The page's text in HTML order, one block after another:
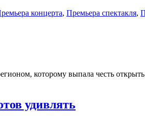
концерта, Премьера спектакля,
которому выпала честь
удивлять